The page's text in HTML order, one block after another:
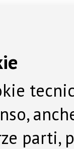
parti,